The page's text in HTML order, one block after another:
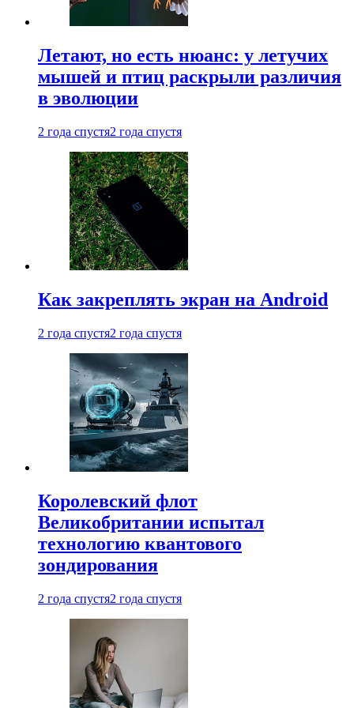
Летают, но есть нюанс: у летучих
мышей и птиц раскрыли различия
в эволюции
2 года спустя2 года спустя
Как закреплять экран на Android
2 года спустя2 года спустя
Королевский флот
Великобритании испытал
технологию квантового
зондирования
2 года спустя2 года спустя